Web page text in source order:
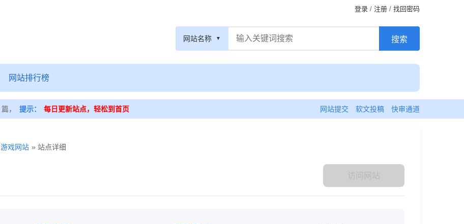
登录 / 注册 / 找回密码
网站名称
网站排行榜
篇， 提示： 每日更新站点，轻松到首页 网站提交 软文投稿 快审通道
游戏网站 » 站点详细
访问网站